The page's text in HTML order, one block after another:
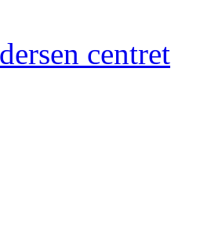
centret